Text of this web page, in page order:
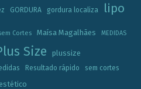
GORDURA gordura localiza lipo
Cortes Maísa Magalhães MEDIDAS
Size
plussize
Resultado rápido sem cortes